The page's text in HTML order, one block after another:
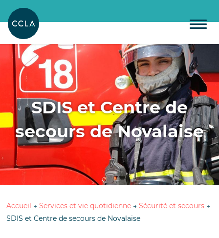
SDIS et Centre de
secours de Novalaise
Accueil →Services et vie quotidienne →Sécurité et secours →
SDIS et Centre de secours de Novalaise